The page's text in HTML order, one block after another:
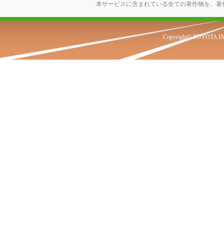
本サービスに含まれている全ての著作物を、
Copyright© TOYOTA